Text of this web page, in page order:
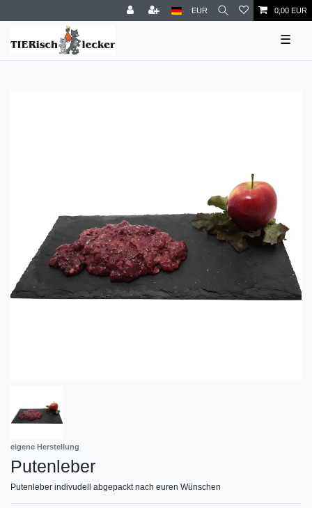
EUR 0,00 EUR
☰
eigene Herstellung
Putenleber
Putenleber indivudell abgepackt nach euren Wünschen